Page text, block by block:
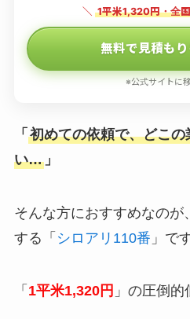
＼ 1平米1,320円・全
無料で見積も
※公式サイトに
「 初めての依頼で、どこ
い…」
そんな方におすすめなのが
する「 シロアリ110番 」で
「 1平米1,320円 」の圧倒的